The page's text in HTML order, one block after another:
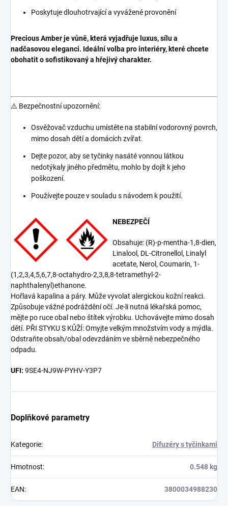
Poskytuje dlouhotrvající a vyvážené provonění
Precious Amber je vůně, která vyjadřuje luxus, sílu a
nadčasovou eleganci. Ideální volba pro interiéry, které chcete
obohatit o sofistikovaný a hřejivý charakter.
⚠️ Bezpečnostní upozornění:
Osvěžovač vzduchu umístěte na stabilní vodorovný povrch,
mimo dosah dětí a domácích zvířat.
Dejte pozor, aby se tyčinky nasáté vonnou látkou
nedotýkaly jiného předmětu, mohlo by dojít k jeho
poškození.
Používejte pouze v souladu s návodem k použití.
NEBEZPEČÍ
Obsahuje: (R)-p-mentha-1,8-dien,
Linalool, DL-Citronellol, Linalyl
acetate, Nerol, Coumarin, 1-
(1,2,3,4,5,6,7,8-octahydro-2,3,8,8-tetramethyl-2-
naphthalenyl)ethanone.
Hořlavá kapalina a páry. Může vyvolat alergickou kožní reakci.
Způsobuje vážné podráždění očí. Je-li nutná lékařská pomoc,
mějte po ruce obal nebo štítek výrobku. Uchovávejte mimo dosah
dětí. PŘI STYKU S KŮŽÍ: Omyjte velkým množstvím vody a mýdla.
Odstraňte obsah/obal odevzdáním ve sběrně nebezpečného
odpadu.
UFI: 9SE4-NJ9W-PYHV-Y3P7
Doplňkové parametry
Kategorie: Difuzéry s tyčinkami
Hmotnost: 0.548 kg
EAN: 3800034988230